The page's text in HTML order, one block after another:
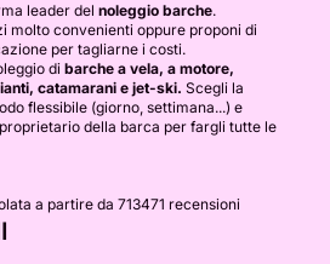
leader del noleggio barche.
molto convenienti oppure proponi di
per tagliarne i costi.
di barche a vela, a motore,
catamarani e jet-ski. Scegli la
flessibile (giorno, settimana...) e
della barca per fargli tutte le
a partire da 713471 recensioni